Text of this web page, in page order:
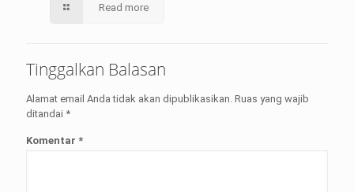
Read more
Tinggalkan Balasan
Alamat email Anda tidak akan dipublikasikan. Ruas yang wajib
ditandai *
Komentar *